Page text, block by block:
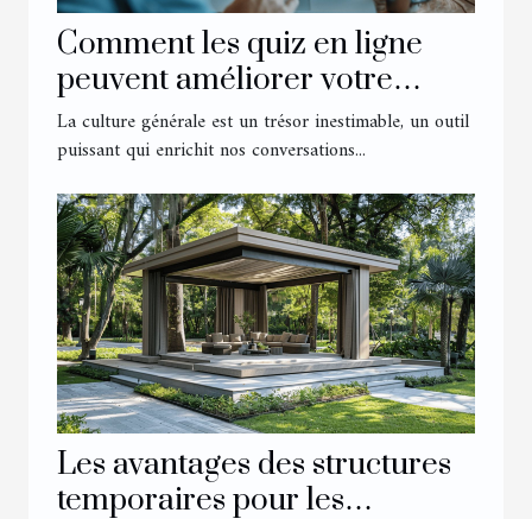
Comment les quiz en ligne
peuvent améliorer votre
culture générale
La culture générale est un trésor inestimable, un outil
puissant qui enrichit nos conversations...
Les avantages des structures
temporaires pour les